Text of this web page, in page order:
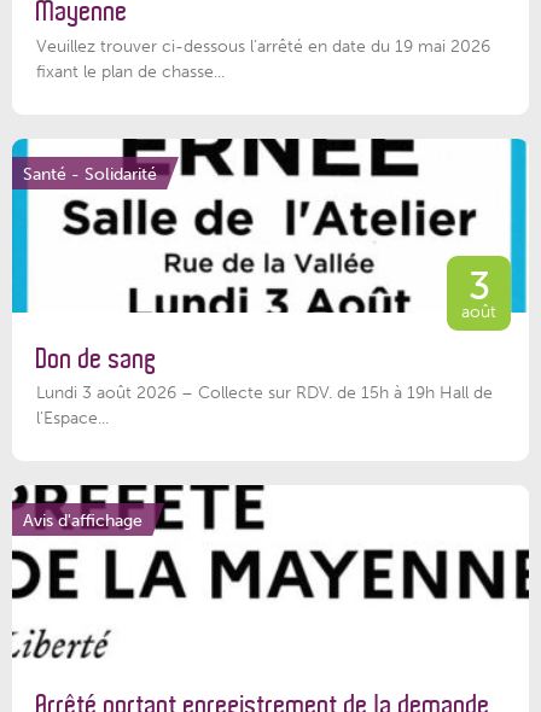
Mayenne
Veuillez trouver ci-dessous l’arrêté en date du 19 mai 2026
fixant le plan de chasse...
Santé - Solidarité
3
août
Don de sang
Lundi 3 août 2026 – Collecte sur RDV. de 15h à 19h Hall de
l'Espace...
Avis d'affichage
Arrêté portant enregistrement de la demande